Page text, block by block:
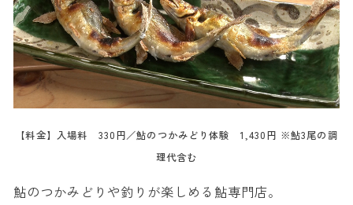
【料金】入場料 330円／鮎のつかみどり体験 1,430円 ※鮎3尾の調
理代含む
鮎のつかみどりや釣りが楽しめる鮎専門店。